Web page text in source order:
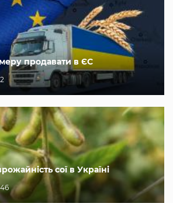
продавати в ЄС
сої в Україні